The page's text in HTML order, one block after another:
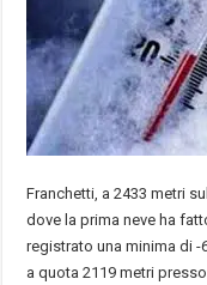
Franchetti, a 2433 metri
dove la prima neve ha
registrato una minima di -
a quota 2119 metri